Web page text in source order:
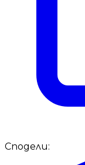
Сподели: